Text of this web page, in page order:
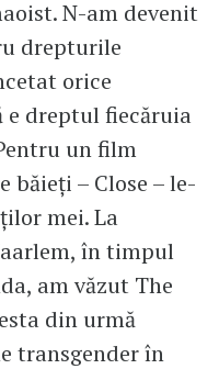
N-am devenit
drepturile
orice
e dreptul fiecăruia
un film
băieți – Close – le-
mei. La
în timpul
am văzut The
din urmă
transgender în